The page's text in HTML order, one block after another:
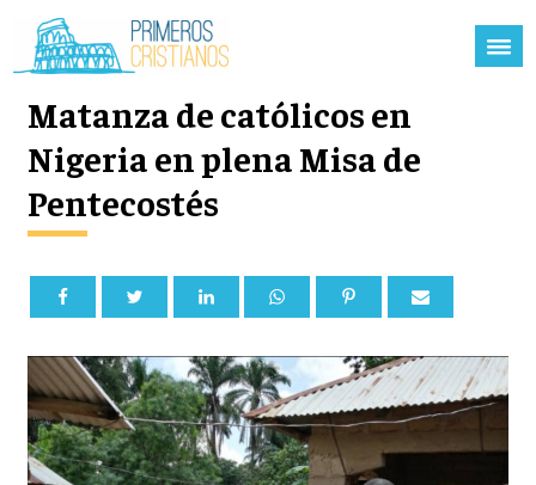
Matanza de católicos en
Nigeria en plena Misa de
Pentecostés